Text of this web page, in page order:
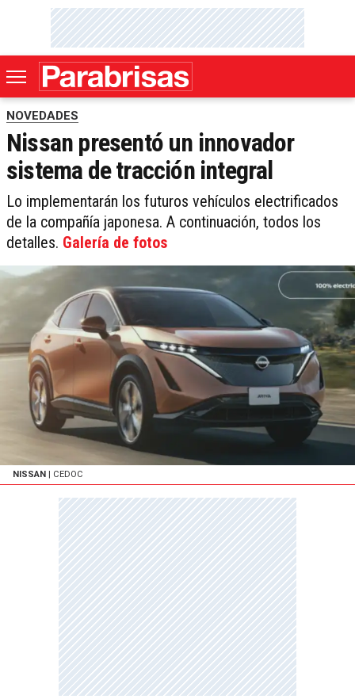
NOVEDADES
Nissan presentó un innovador
sistema de tracción integral
Lo implementarán los futuros vehículos electrificados
de la compañía japonesa. A continuación, todos los
detalles. Galería de fotos
NISSAN | CEDOC